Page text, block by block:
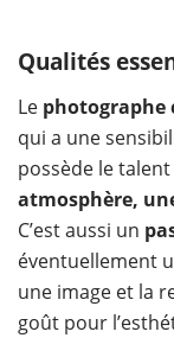
Qualités
Le photographe
qui a une
possède le
atmosphère,
C’est aussi un
éventuellement
une image et la
goût pour